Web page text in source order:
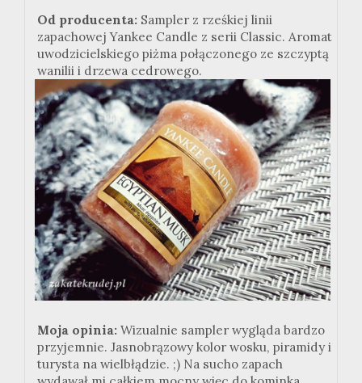
Od producenta: Sampler z rześkiej linii
zapachowej Yankee Candle z serii Classic. Aromat
uwodzicielskiego piżma połączonego ze szczyptą
wanilii i drzewa cedrowego.
Moja opinia: Wizualnie sampler wygląda bardzo
przyjemnie. Jasnobrązowy kolor wosku, piramidy i
turysta na wielbłądzie. ;) Na sucho zapach